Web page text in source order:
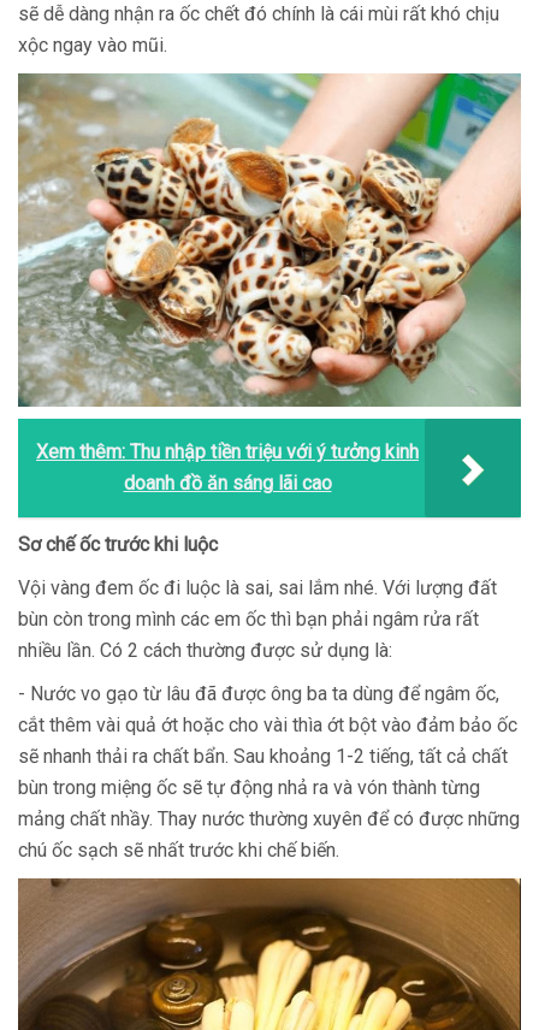
sẽ dễ dàng nhận ra ốc chết đó chính là cái mùi rất khó chịu
xộc ngay vào mũi.
Xem thêm: Thu nhập tiền triệu với ý tưởng kinh
doanh đồ ăn sáng lãi cao
Sơ chế ốc trước khi luộc
Vội vàng đem ốc đi luộc là sai, sai lắm nhé. Với lượng đất
bùn còn trong mình các em ốc thì bạn phải ngâm rửa rất
nhiều lần. Có 2 cách thường được sử dụng là:
- Nước vo gạo từ lâu đã được ông ba ta dùng để ngâm ốc,
cắt thêm vài quả ớt hoặc cho vài thìa ớt bột vào đảm bảo ốc
sẽ nhanh thải ra chất bẩn. Sau khoảng 1-2 tiếng, tất cả chất
bùn trong miệng ốc sẽ tự động nhả ra và vón thành từng
mảng chất nhầy. Thay nước thường xuyên để có được những
chú ốc sạch sẽ nhất trước khi chế biến.